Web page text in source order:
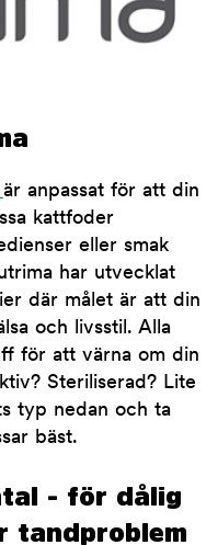
är anpassat för att din
kattfoder
eller smak
har utvecklat
där målet är att din
och livsstil. Alla
för att värna om din
Steriliserad? Lite
typ nedan och ta
bäst.
- för dålig
tandproblem